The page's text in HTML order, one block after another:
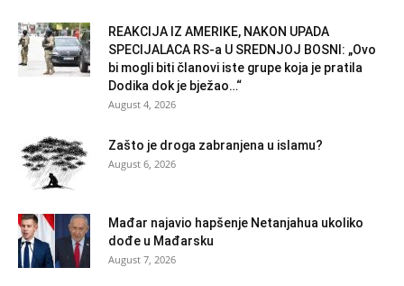
REAKCIJA IZ AMERIKE, NAKON UPADA
SPECIJALACA RS-a U SREDNJOJ BOSNI: „Ovo
bi mogli biti članovi iste grupe koja je pratila
Dodika dok je bježao…“
August 4, 2026
Zašto je droga zabranjena u islamu?
August 6, 2026
Mađar najavio hapšenje Netanjahua ukoliko
dođe u Mađarsku
August 7, 2026